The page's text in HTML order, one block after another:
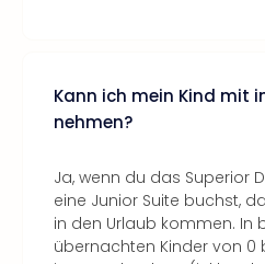
Kann ich mein Kind mit
nehmen?
Ja, wenn du das Superior
eine Junior Suite buchst,
in den Urlaub kommen. In
übernachten Kinder von 0